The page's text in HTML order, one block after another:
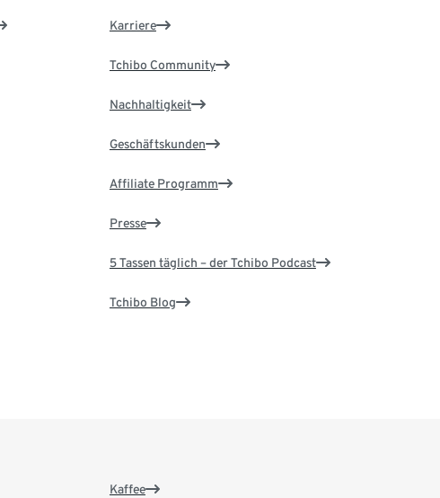
Karriere
Tchibo Community
Nachhaltigkeit
Geschäftskunden
Affiliate Programm
Presse
5 Tassen täglich – der Tchibo Podcast
Tchibo Blog
Kaffee